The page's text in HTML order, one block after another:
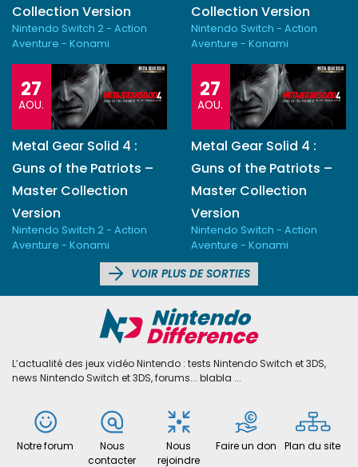
Collection Version
Nintendo Switch 2 - Action
Aventure - Konami
Collection Version
Nintendo Switch - Action
Aventure - Konami
27
AOU.
Metal Gear Solid 4 :
Guns of the Patriots –
Master Collection
Version
Nintendo Switch 2 - Action
Aventure - Konami
27
AOU.
Metal Gear Solid 4 :
Guns of the Patriots –
Master Collection
Version
Nintendo Switch - Action
Aventure - Konami
VOIR PLUS DE SORTIES
L’actualité des jeux vidéo Nintendo : tests Nintendo Switch et 3DS,
news Nintendo Switch et 3DS, forums... blabla ...
Notre forum
Nous
contacter
Nous
rejoindre
Faire un don Plan du site